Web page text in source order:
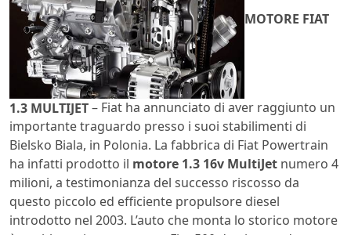
MOTORE FIAT
1.3 MULTIJET– Fiat ha annunciato di aver raggiunto un
importante traguardo presso i suoi stabilimenti di
Bielsko Biala, in Polonia. La fabbrica di Fiat Powertrain
ha infatti prodotto il motore 1.3 16v MultiJet numero 4
milioni, a testimonianza del successo riscosso da
questo piccolo ed efficiente propulsore diesel
introdotto nel 2003. L’auto che monta lo storico motore